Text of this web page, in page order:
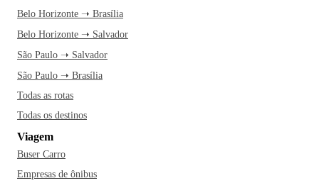
Belo Horizonte ➝ Brasília
Belo Horizonte ➝ Salvador
São Paulo ➝ Salvador
São Paulo ➝ Brasília
Todas as rotas
Todas os destinos
Viagem
Buser Carro
Empresas de ônibus